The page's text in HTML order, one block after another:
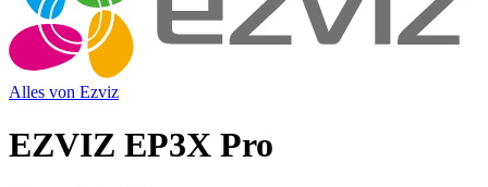
Alles von Ezviz
EZVIZ EP3X Pro